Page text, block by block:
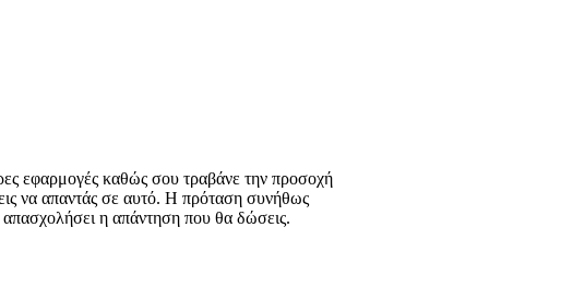
εφαρμογές καθώς σου τραβάνε την προσοχή
να απαντάς σε αυτό. Η πρόταση συνήθως
απασχολήσει η απάντηση που θα δώσεις.